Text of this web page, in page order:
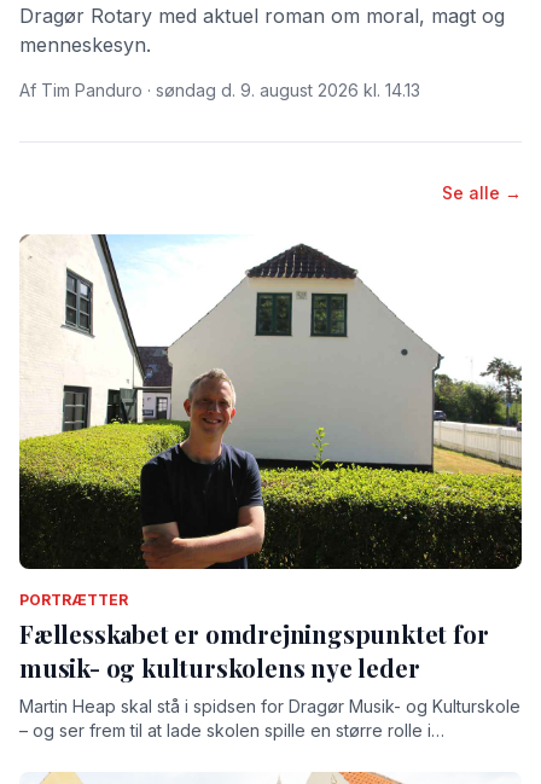
Dragør Rotary med aktuel roman om moral, magt og
menneske­syn.
Af Tim Panduro · søndag d. 9. august 2026 kl. 14.13
Se alle →
PORTRÆTTER
Fællesskabet er omdrejningspunktet for
musik- og kulturskolens nye leder
Martin Heap skal stå i spidsen for Dragør Musik- og Kulturskole
– og ser frem til at lade skolen spille en større rolle i